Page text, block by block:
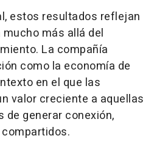
estos resultados reflejan
más allá del
La compañía
como la economía de
en el que las
valor creciente a aquellas
generar conexión,